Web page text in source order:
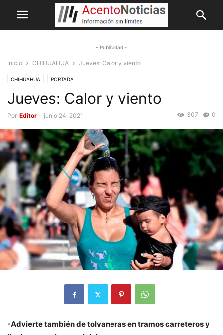
- Publicidad -
Inicio CHIHUAHUA Jueves: Calor y viento
CHIHUAHUA PORTADA
Jueves: Calor y viento
Por Editor - junio 24, 2021 0
307
-Advierte también de tolvaneras en tramos carreteros y